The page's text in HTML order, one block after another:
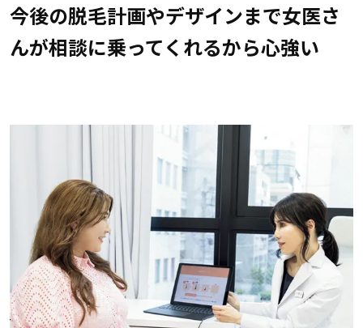
今後の脱毛計画やデザインまで女医さ
んが相談に乗ってくれるから心強い